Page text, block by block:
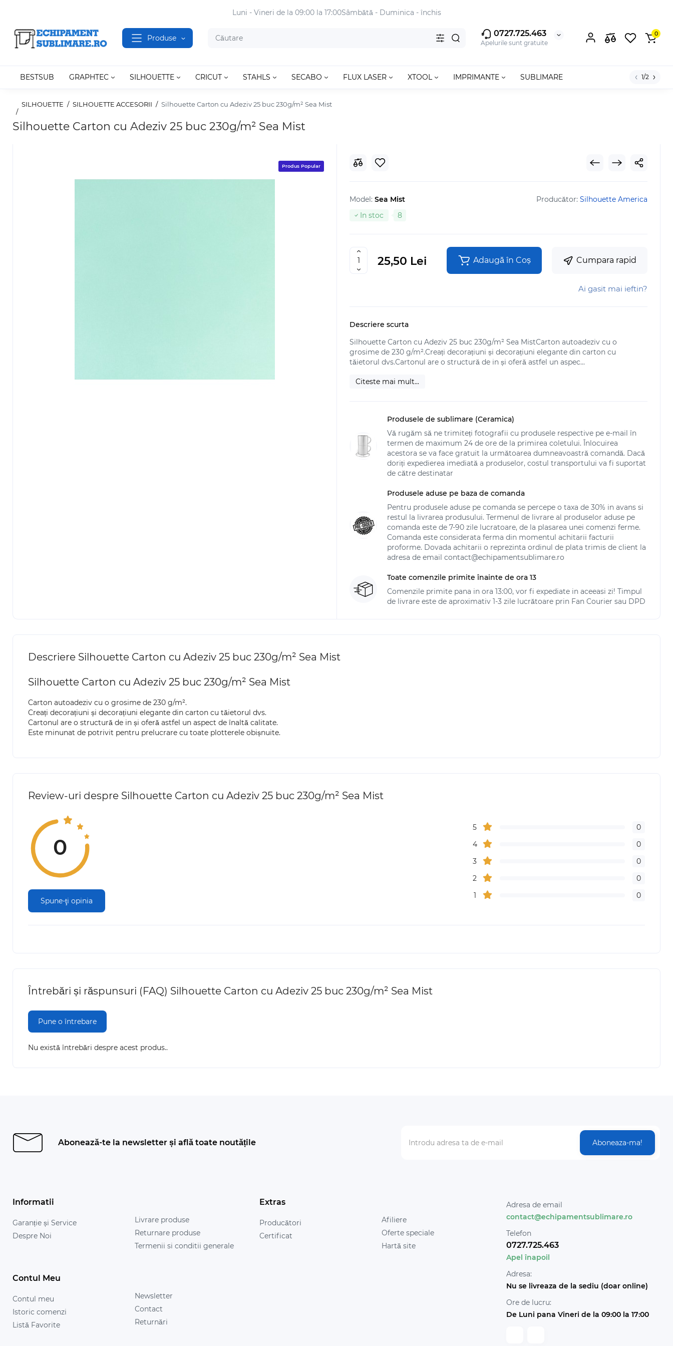
Produse
Luni - Vineri de la 09:00 la 17:00Sâmbătă - Duminica - închis
0727.725.463
Apelurile sunt gratuite
0
BESTSUB GRAPHTEC SILHOUETTE CRICUT STAHLS SECABO FLUX LASER XTOOL IMPRIMANTE SUBLIMARE 1/2
SILHOUETTE SILHOUETTE ACCESORII Silhouette Carton cu Adeziv 25 buc 230g/m² Sea Mist
Silhouette Carton cu Adeziv 25 buc 230g/m² Sea Mist
Produs Popular
Model: Sea Mist Producător: Silhouette America
In stoc
8
25,50 Lei Adaugă în Coș Cumpara rapid
Ai gasit mai ieftin?
Descriere scurta
Silhouette Carton cu Adeziv 25 buc 230g/m² Sea MistCarton autoadeziv cu o
grosime de 230 g/m².Creați decorațiuni și decorațiuni elegante din carton cu
tăietorul dvs.Cartonul are o structură de in și oferă astfel un aspec...
Citeste mai mult...
Produsele de sublimare (Ceramica)
Vă rugăm să ne trimiteți fotografii cu produsele respective pe e-mail în
termen de maximum 24 de ore de la primirea coletului. Înlocuirea
acestora se va face gratuit la următoarea dumneavoastră comandă. Dacă
doriți expedierea imediată a produselor, costul transportului va fi suportat
de către destinatar
Produsele aduse pe baza de comanda
Pentru produsele aduse pe comanda se percepe o taxa de 30% in avans si
restul la livrarea produsului. Termenul de livrare al produselor aduse pe
comanda este de 7-90 zile lucratoare, de la plasarea unei comenzi ferme.
Comanda este considerata ferma din momentul achitarii facturii
proforme. Dovada achitarii o reprezinta ordinul de plata trimis de client la
adresa de email contact@echipamentsublimare.ro
Toate comenzile primite înainte de ora 13
Comenzile primite pana in ora 13:00, vor fi expediate in aceeasi zi! Timpul
de livrare este de aproximativ 1-3 zile lucrătoare prin Fan Courier sau DPD
Descriere Silhouette Carton cu Adeziv 25 buc 230g/m² Sea Mist
Silhouette Carton cu Adeziv 25 buc 230g/m² Sea Mist
Carton autoadeziv cu o grosime de 230 g/m².
Creați decorațiuni și decorațiuni elegante din carton cu tăietorul dvs.
Cartonul are o structură de in și oferă astfel un aspect de înaltă calitate.
Este minunat de potrivit pentru prelucrare cu toate plotterele obișnuite.
Review-uri despre Silhouette Carton cu Adeziv 25 buc 230g/m² Sea Mist
0
Spune-ţi opinia
5
0
4
0
3
0
2
0
1
0
Întrebări și răspunsuri (FAQ) Silhouette Carton cu Adeziv 25 buc 230g/m² Sea Mist
Pune o întrebare
Nu există întrebări despre acest produs..
Abonează-te la newsletter și află toate noutățile Aboneaza-ma!
Informatii
Garanție și Service
Despre Noi
Livrare produse
Returnare produse
Termenii si conditii generale
Extras
Producători
Certificat
Afiliere
Oferte speciale
Hartă site
Contul Meu
Contul meu
Istoric comenzi
Listă Favorite
Newsletter
Contact
Returnări
Adresa de email
contact@echipamentsublimare.ro
Telefon
0727.725.463
Apel înapoil
Adresa:
Nu se livreaza de la sediu (doar online)
Ore de lucru:
De Luni pana Vineri de la 09:00 la 17:00